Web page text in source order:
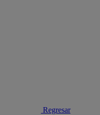
Regresar